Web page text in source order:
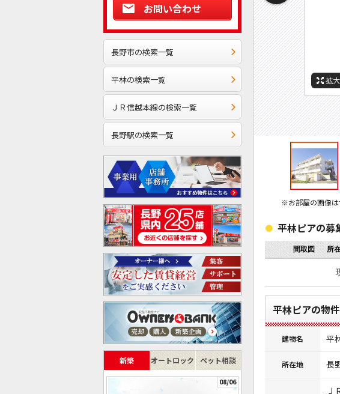
お問い合わせ
長野市の検索一覧
平林の検索一覧
ＪＲ信越本線の検索一覧
長野駅の検索一覧
新築 オートロック ペット相談
08/06
拡大
拡大
拡大
拡大
拡大
拡大
拡大
※お部屋の画像は
平林ピアの募
間取図 所
平林ピアの物
建物名 平
所在地 長
Ｊ